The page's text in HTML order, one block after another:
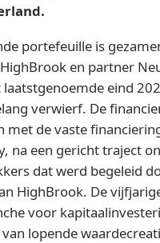
portefeuille is
en partner
eind
verwierf. De
met de vaste
na een gericht traject
dat werd begeleid
HighBrook. De
voor
lopende